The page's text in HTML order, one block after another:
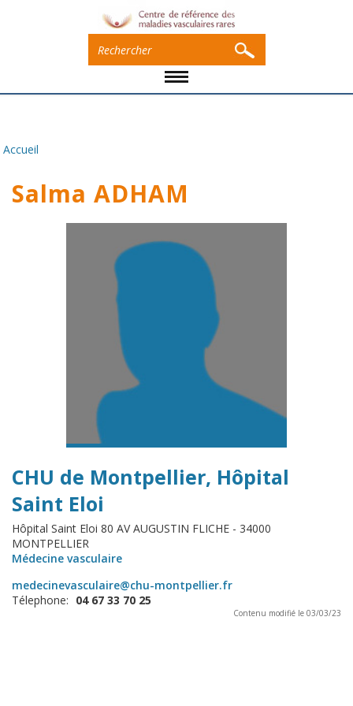
Accueil
Salma ADHAM
CHU de Montpellier, Hôpital
Saint Eloi
Hôpital Saint Eloi 80 AV AUGUSTIN FLICHE - 34000
MONTPELLIER
Médecine vasculaire
medecinevasculaire@chu-montpellier.fr
Télephone: 04 67 33 70 25
Contenu modifié le 03/03/23